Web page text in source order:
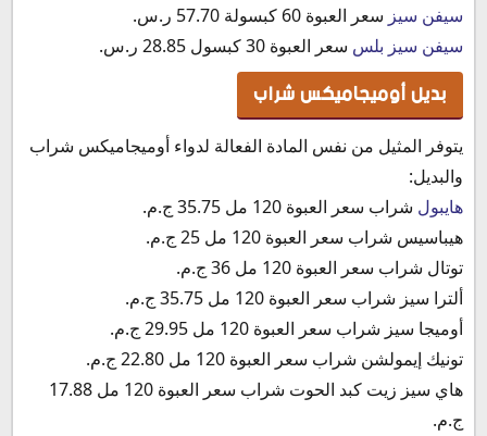
سيفن سيز سعر العبوة 60 كبسولة 57.70 ر.س.
سيفن سيز بلس سعر العبوة 30 كبسول 28.85 ر.س.‏
بديل أوميجاميكس شراب
يتوفر المثيل من نفس المادة الفعالة لدواء أوميجاميكس شراب
والبديل:
هايبول شراب سعر العبوة 120 مل 35.75 ج.م.
هيباسيس شراب سعر العبوة 120 مل 25 ج.م.
توتال شراب سعر العبوة 120 مل 36 ج.م.
ألترا سيز شراب سعر العبوة 120 مل 35.75 ج.م.
أوميجا سيز شراب سعر العبوة 120 مل 29.95 ج.م.
تونيك إيمولشن شراب سعر العبوة 120 مل 22.80 ج.م.
هاي سيز زيت كبد الحوت شراب سعر العبوة 120 مل 17.88
ج.م.